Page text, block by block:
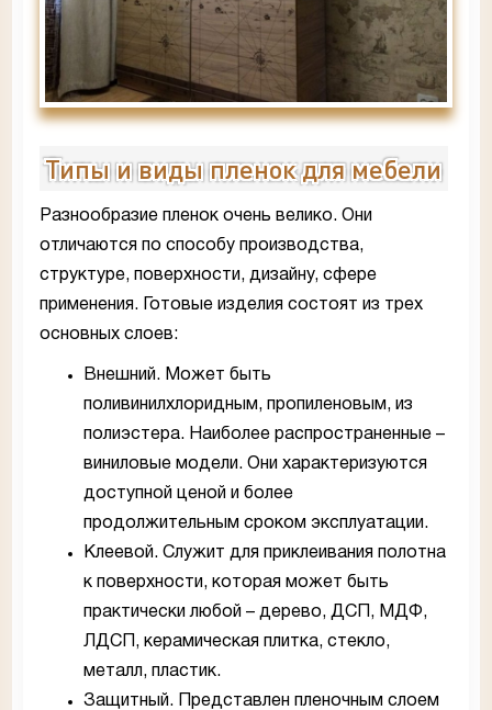
Типы и виды пленок для мебели
Разнообразие пленок очень велико. Они
отличаются по способу производства,
структуре, поверхности, дизайну, сфере
применения. Готовые изделия состоят из трех
основных слоев:
Внешний. Может быть
поливинилхлоридным, пропиленовым, из
полиэстера. Наиболее распространенные –
виниловые модели. Они характеризуются
доступной ценой и более
продолжительным сроком эксплуатации.
Клеевой. Служит для приклеивания полотна
к поверхности, которая может быть
практически любой – дерево, ДСП, МДФ,
ЛДСП, керамическая плитка, стекло,
металл, пластик.
Защитный. Представлен пленочным слоем